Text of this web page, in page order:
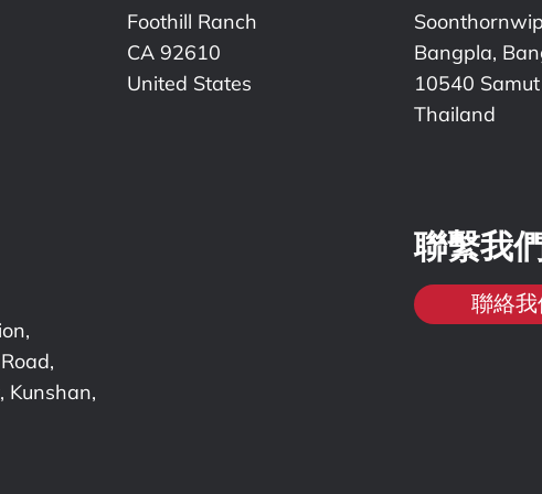
Foothill Ranch
CA 92610
United States
Bangpla,
10540
Thailand
Kunshan,
聯繫我
聯絡我